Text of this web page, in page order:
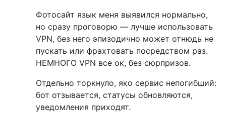
Фотосайт язык меня выявился нормально,
но сразу проговорю — лучше использовать
VPN, без него эпизодично может отнюдь не
пускать или фрахтовать посредством раз.
НЕМНОГО VPN все ок, без сюрпризов.
Отдельно торкнуло, яко сервис непогибший:
бот отзывается, статусы обновляются,
уведомления приходят.